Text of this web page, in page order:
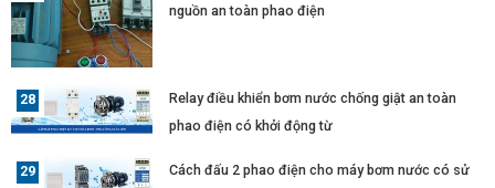
nguồn an toàn phao điện
Relay điều khiển bơm nước chống giật an toàn
phao điện có khởi động từ
Cách đấu 2 phao điện cho máy bơm nước có sử